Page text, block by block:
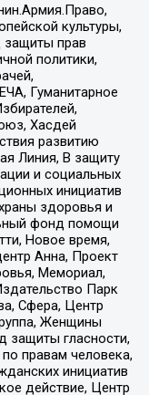
культуры,
защиты прав
политики,
Гуманитарное
Хасдей
развитию
Линия, В защиту
и социальных
инициатив
здоровья и
фонд помощи
Новое время,
Анна, Проект
Мемориал,
Парк
Сфера, Центр
Женщины
защиты гласности,
правам человека,
инициатив
действие, Центр